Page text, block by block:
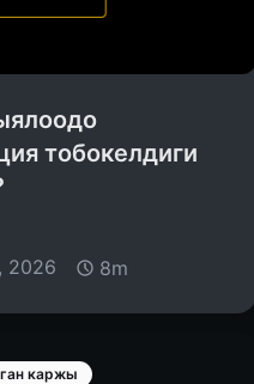
тобокелдиги
2026 8m
каржы